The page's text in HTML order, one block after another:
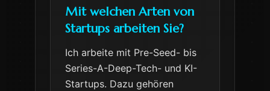
Mit welchen Arten von
Startups arbeiten Sie?
Ich arbeite mit Pre-Seed- bis
Series-A-Deep-Tech- und KI-
Startups. Dazu gehören